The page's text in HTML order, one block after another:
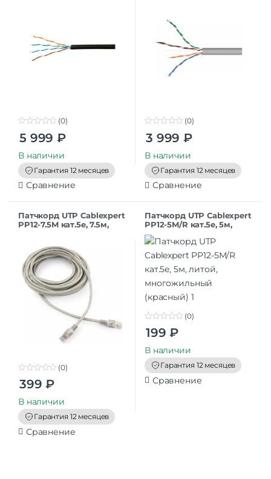
o
t
o
f
5
(0)
5 999 ₽
В наличии
Гарантия 12 месяцев
Сравнение
o
t
o
f
5
(0)
3 999 ₽
В наличии
Гарантия 12 месяцев
Сравнение
Патчкорд UTP Cablexpert
PP12-7.5M кат.5e, 7.5м,
o
t
o
f
5
(0)
399 ₽
В наличии
Гарантия 12 месяцев
Сравнение
Патчкорд UTP Cablexpert
PP12-5M/R кат.5e, 5м,
литой, многожильный
(красный)
t
o
f
5
(0)
199 ₽
В наличии
Гарантия 12 месяцев
Сравнение